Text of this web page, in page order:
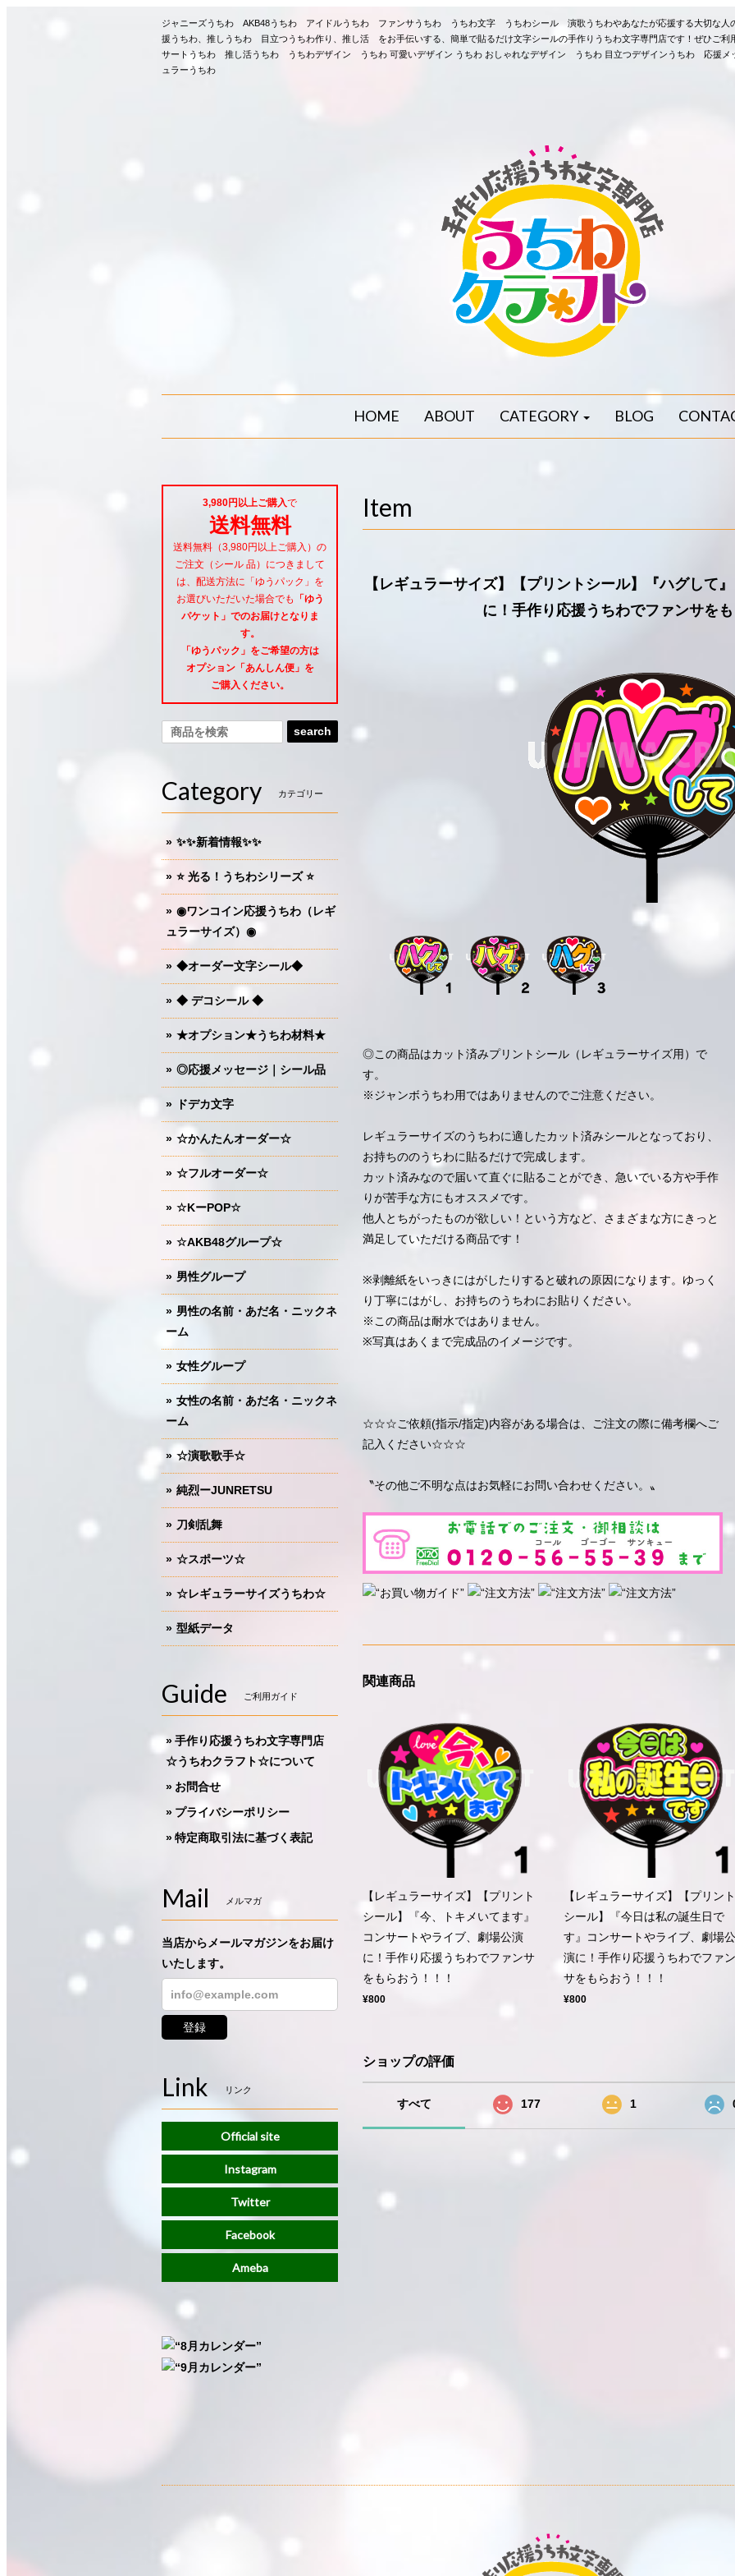
ジャニーズうちわ AKB48うちわ アイドルうちわ ファンサうちわ うちわ文字 うちわシール 演歌うちわやあなたが応援する大切な
援うちわ、推しうちわ 目立つうちわ作り、推し活 をお手伝いする、簡単で貼るだけ文字シールの手作りうちわ文字専門店です！ぜひご
サートうちわ 推し活うちわ うちわデザイン うちわ 可愛いデザイン うちわ おしゃれなデザイン うちわ 目立つデザインうちわ 応援
ュラーうちわ
HOME ABOUT CATEGORY BLOG
Item
【レギュラーサイズ】【プリントシール】『ハグして
に！手作り応援うちわでファンサを
◎この商品はカット済みプリントシール（レギュラーサイズ用）で
す。
※ジャンボうちわ用ではありませんのでご注意ください。
レギュラーサイズのうちわに適したカット済みシールとなっており、
お持ちののうちわに貼るだけで完成します。
カット済みなので届いて直ぐに貼ることができ、急いでいる方や手作
りが苦手な方にもオススメです。
他人とちがったものが欲しい！という方など、さまざまな方にきっと
満足していただける商品です！
※剥離紙をいっきにはがしたりすると破れの原因になります。ゆっく
り丁寧にはがし、お持ちのうちわにお貼りください。
※この商品は耐水ではありません。
※写真はあくまで完成品のイメージです。
☆☆☆ご依頼(指示/指定)内容がある場合は、ご注文の際に備考欄へご
記入ください☆☆☆
〝その他ご不明な点はお気軽にお問い合わせください。〟
関連商品
【レギュラーサイズ】【プリント
シール】『今、トキメいてます』
コンサートやライブ、劇場公演
に！手作り応援うちわでファンサ
をもらおう！！！
¥800
【レギュラーサイズ】【プリント
シール】『今日は私の誕生日で
す』コンサートやライブ、劇場公
演に！手作り応援うちわでファン
サをもらおう！！！
¥800
ショップの評価
すべて 177 1
3,980円以上ご購入で
送料無料
送料無料（3,980円以上ご購入）の
ご注文（シール 品）につきまして
は、配送方法に「ゆうパック」を
お選びいただいた場合でも
「ゆう
パケット」でのお届けとなりま
す。
「ゆうパック」をご希望の方は
オプション「あんしん便」 を
ご購入ください。
search
Category カテゴリー
✨✨新着情報✨✨
⭐️ 光る！うちわシリーズ ⭐️
◉ワンコイン応援うちわ（レギ
ュラーサイズ）◉
◆オーダー文字シール◆
◆ デコシール ◆
★オプション★うちわ材料★
◎応援メッセージ｜シール品
ドデカ文字
☆かんたんオーダー☆
☆フルオーダー☆
☆KーPOP☆
☆AKB48グループ☆
男性グループ
男性の名前・あだ名・ニックネ
ーム
女性グループ
女性の名前・あだ名・ニックネ
ーム
☆演歌歌手☆
純烈ーJUNRETSU
刀剣乱舞
☆スポーツ☆
☆レギュラーサイズうちわ☆
型紙データ
Guide ご利用ガイド
手作り応援うちわ文字専門店
☆うちわクラフト☆について
お問合せ
プライバシーポリシー
特定商取引法に基づく表記
Mail メルマガ
当店からメールマガジンをお届け
いたします。
登録
Link リンク
Official site
Instagram
Twitter
Facebook
Ameba